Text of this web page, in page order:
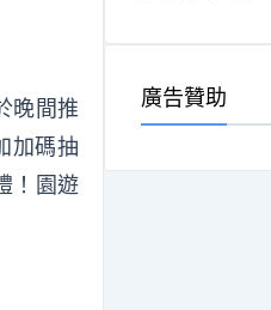
晚間推
加碼抽
！園遊
廣告贊助